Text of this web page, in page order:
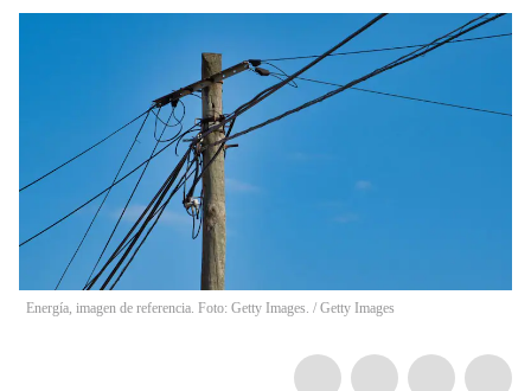
Energía, imagen de referencia. Foto: Getty Images. / Getty Images